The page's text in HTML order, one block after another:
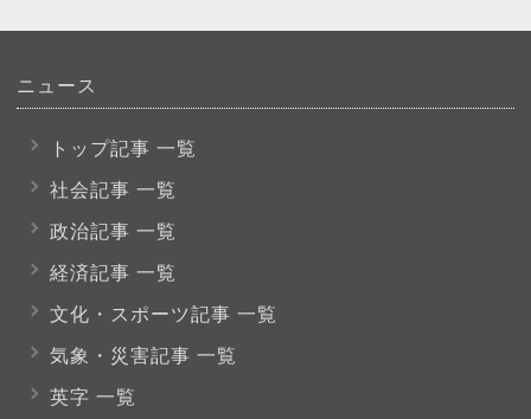
ニュース
トップ記事 一覧
社会記事 一覧
政治記事 一覧
経済記事 一覧
文化・スポーツ記事 一覧
気象・災害記事 一覧
英字 一覧